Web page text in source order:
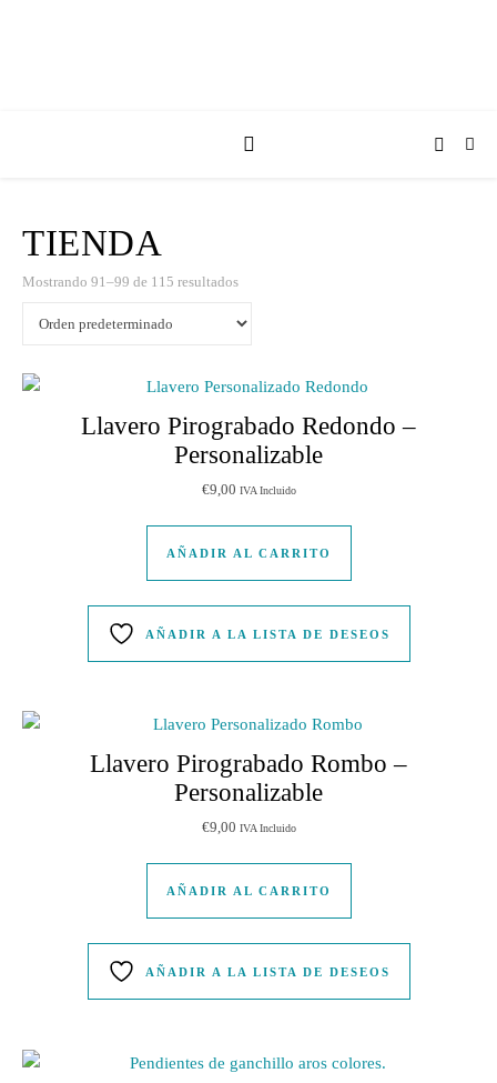
TIENDA
Mostrando 91–99 de 115 resultados
Llavero Pirograbado Redondo –
Personalizable
€9,00 IVA Incluido
AÑADIR AL CARRITO
AÑADIR A LA LISTA DE DESEOS
Llavero Pirograbado Rombo –
Personalizable
€9,00 IVA Incluido
AÑADIR AL CARRITO
AÑADIR A LA LISTA DE DESEOS